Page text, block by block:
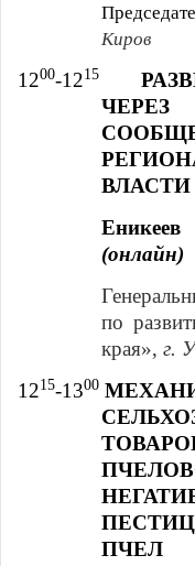
Киров
1200-1215
ВЛАСТИ
(онлайн)
по
края», г.
1215-1300
ПЧЕЛ